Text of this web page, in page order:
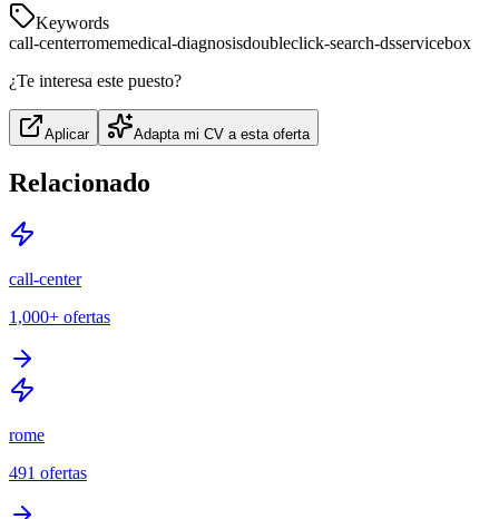
Keywords
call-centerromemedical-diagnosisdoubleclick-search-dsservicebox
¿Te interesa este puesto?
Aplicar Adapta mi CV a esta oferta
Relacionado
call-center
1,000+ ofertas
rome
491 ofertas